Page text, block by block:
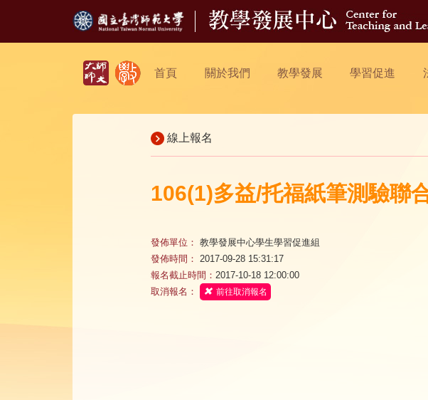
首頁 關於我們 教學發展 學習促進
線上報名
106(1)多益/托福紙筆測驗聯
發佈單位： 教學發展中心學生學習促進組
發佈時間： 2017-09-28 15:31:17
報名截止時間： 2017-10-18 12:00:00
取消報名：
前往取消報名